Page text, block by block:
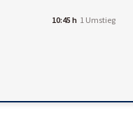
10:45 h 1 Umstieg